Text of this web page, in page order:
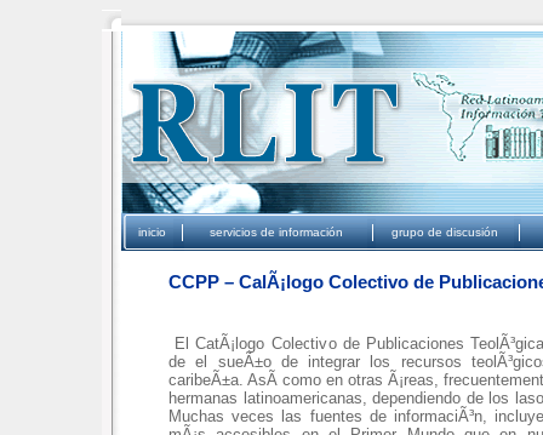
inicio servicios de información grupo de discusión
CCPP – CalÃ¡logo Colectivo de
El CatÃ¡logo Colectivo de Publicaciones
de el sueÃ±o de integrar los recursos
caribeÃ±a. AsÃ­ como en otras Ã¡reas,
hermanas latinoamericanas, dependiendo de los
Muchas veces las fuentes de informaciÃ³n,